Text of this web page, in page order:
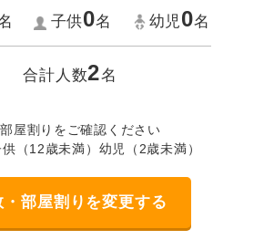
子供0名 幼児0名
合計人数2名
屋割りをご確認ください
（12歳未満）幼児（2歳未満）
・部屋割りを変更する